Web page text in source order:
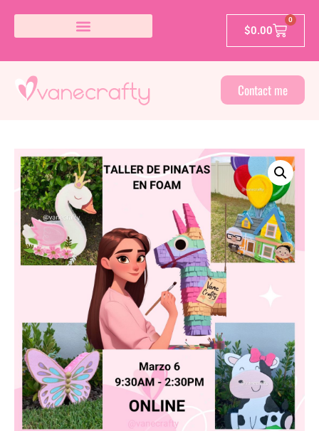
$0.00
0
Contact me